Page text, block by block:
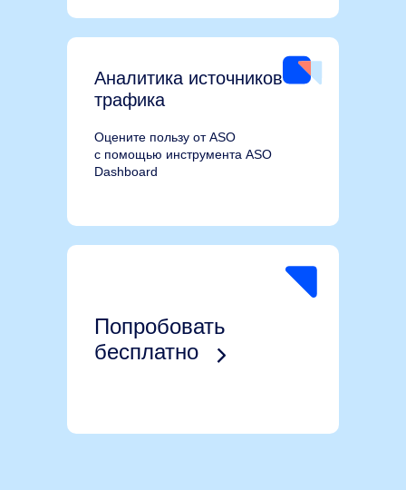
Аналитика источников
трафика
Оцените пользу от ASO
с помощью инструмента ASO
Dashboard
Попробовать
бесплатно